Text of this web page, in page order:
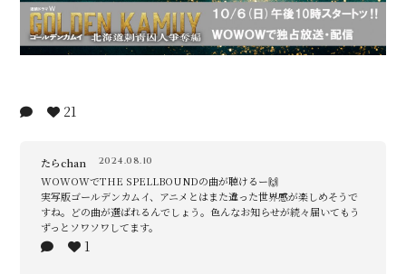
21
たらchan 2024.08.10
WOWOWでTHE SPELLBOUNDの曲が聴けるー🙌
実写版ゴールデンカムイ、アニメとはまた違った世界感が楽しめそうで
すね。どの曲が選ばれるんでしょう。色んなお知らせが続々届いてもう
ずっとソワソワしてます。
1